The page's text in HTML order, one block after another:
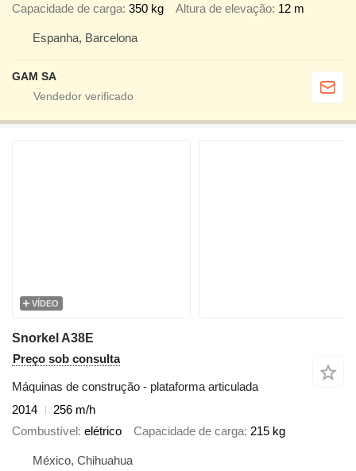
Capacidade de carga 350 kg Altura de elevação 12 m
Espanha, Barcelona
GAM SA
VÍDEO
Snorkel A38E
Preço sob consulta
Máquinas de construção - plataforma articulada
2014
256 m/h
Combustível elétrico Capacidade de carga 215 kg
México, Chihuahua